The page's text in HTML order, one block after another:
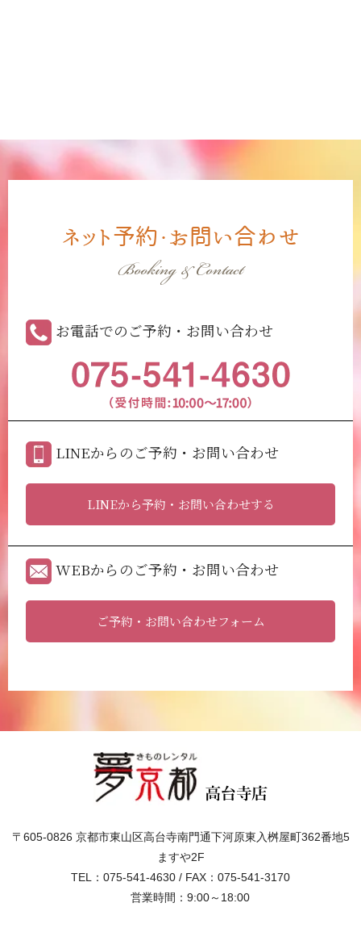
ネット予約・お問い合わせ
Booking & Contact
お電話でのご予約・お問い合わせ
LINEからのご予約・お問い合わせ
LINEから予約・お問い合わせする
WEBからのご予約・お問い合わせ
ご予約・お問い合わせフォーム
〒605-0826 京都市東山区高台寺南門通下河原東入桝屋町362番地5
ますや2F
TEL：075-541-4630 / FAX：075-541-3170
営業時間：9:00～18:00